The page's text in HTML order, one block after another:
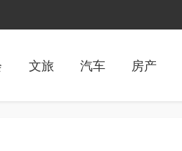
文旅 汽车 房产